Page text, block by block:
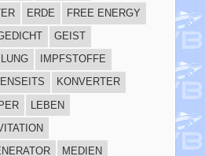
ERDE
FREE ENERGY
GEIST
IMPFSTOFFE
KONVERTER
LEBEN
MEDIEN